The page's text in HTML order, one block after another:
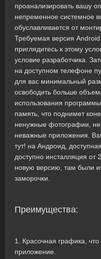
проанализировать вашу
непременное системное
обуславливается от
Требуемая версия
приглядитесь к этому
условие разработчика.
на доступном телефоне
для вас минимальный
освободить больше
использования
память, что поднимет
ненужные фотографии,
неважные приложения.
тут! на Андроид,
доступно инсталляция от
новую версию, там были
заморочки.
Преимущества:
1. Красочная графика,
приложение.